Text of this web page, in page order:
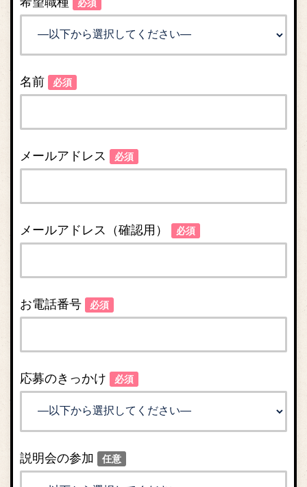
必須
名前 必須
メールアドレス 必須
メールアドレス（確認用） 必須
お電話番号 必須
応募のきっかけ 必須
説明会の参加 任意